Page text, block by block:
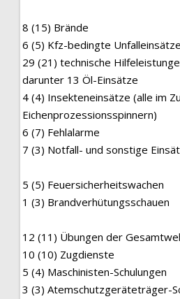
8 (15) Brände
6 (5) Kfz-bedingte Unfalleinsätze
29 (21) technische
darunter 13 Öl-Einsätze
4 (4) Insekteneinsätze (alle im
Eichenprozessionsspinnern)
6 (7) Fehlalarme
7 (3) Notfall- und sonstige
5 (5) Feuersicherheitswachen
1 (3) Brandverhütungsschauen
12 (11) Übungen der
10 (10) Zugdienste
5 (4) Maschinisten-Schulungen
3 (3) Atemschutzgeräteträger-